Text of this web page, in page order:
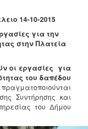
14-10-2015
για την
στην Πλατεία
οι εργασίες για
του δαπέδου
Συντήρησης και
του Δήμου